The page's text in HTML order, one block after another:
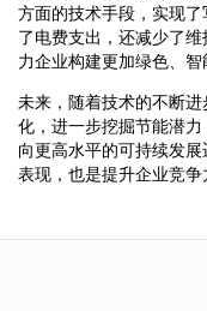
方面的技术手段，实现
了电费支出，还减少了
力企业构建更加绿色、智
未来，随着技术的不断
化，进一步挖掘节能潜
向更高水平的可持续发
表现，也是提升企业竞争